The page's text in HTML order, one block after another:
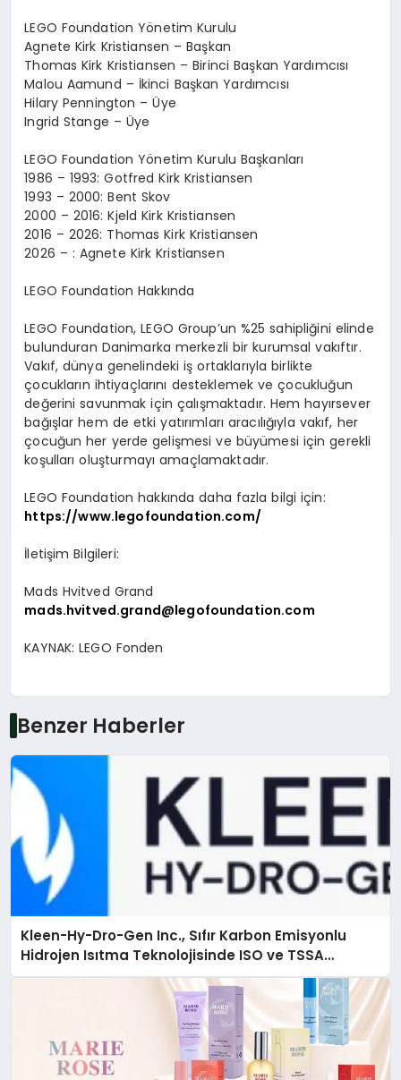
LEGO Foundation Yönetim Kurulu
Agnete Kirk Kristiansen – Başkan
Thomas Kirk Kristiansen – Birinci Başkan Yardımcısı
Malou Aamund – İkinci Başkan Yardımcısı
Hilary Pennington –Üye
Ingrid Stange – Üye
LEGO Foundation Yönetim Kurulu Başkanları
1986 – 1993: Gotfred Kirk Kristiansen
1993 – 2000: Bent Skov
2000 – 2016: Kjeld Kirk Kristiansen
2016 – 2026: Thomas Kirk Kristiansen
2026 – : Agnete Kirk Kristiansen
LEGO Foundation Hakkında
LEGO Foundation, LEGO Group’un %25 sahipliğini elinde
bulunduran Danimarka merkezli bir kurumsal vakıftır.
Vakıf, dünya genelindeki işortaklarıyla birlikte
çocukların ihtiyaçlarını desteklemek veçocukluğun
değerini savunmak için çalışmaktadır. Hem hayırsever
bağışlar hem de etki yatırımları aracılığıyla vakıf, her
çocuğun her yerde gelişmesi ve büyümesi için gerekli
koşullarıoluşturmayıamaçlamaktadır.
LEGO Foundation hakkında daha fazla bilgi için:
https://www.legofoundation.com/
İletişim Bilgileri:
Mads Hvitved Grand
mads.hvitved.grand@legofoundation.com
KAYNAK: LEGO Fonden
Benzer Haberler
Kleen-Hy-Dro-Gen Inc., Sıfır Karbon Emisyonlu
Hidrojen Isıtma Teknolojisinde ISO ve TSSA
Düzenleyici Onaylarını Aldı